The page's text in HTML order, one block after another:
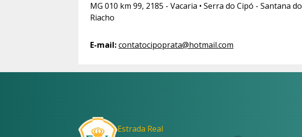
MG 010 km 99, 2185 - Vacaria • Serra do Cipó - Santana do
Riacho
E-mail:contatocipoprata@hotmail.com
Estrada Real